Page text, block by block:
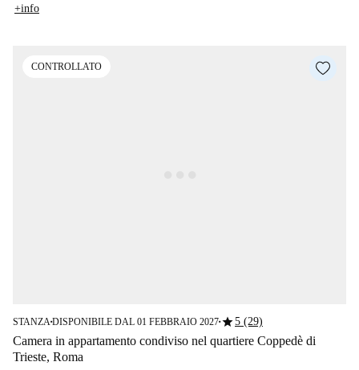
+info
CONTROLLATO
STANZA■DISPONIBILE DAL 01 FEBBRAIO 2027■star5 (29)
Camera in appartamento condiviso nel quartiere Coppedè di
Trieste, Roma